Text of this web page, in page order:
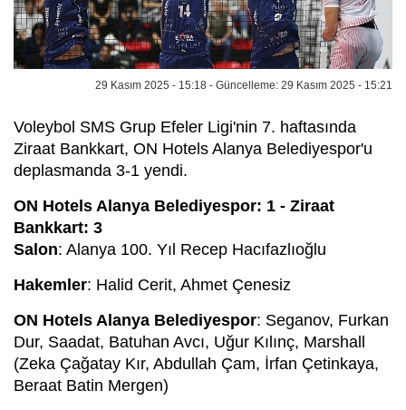
29 Kasım 2025 - 15:18 - Güncelleme: 29 Kasım 2025 - 15:21
Voleybol SMS Grup Efeler Ligi'nin 7. haftasında
Ziraat Bankkart, ON Hotels Alanya Belediyespor'u
deplasmanda 3-1 yendi.
ON Hotels Alanya Belediyespor: 1 - Ziraat
Bankkart: 3
Salon: Alanya 100. Yıl Recep Hacıfazlıoğlu
Hakemler: Halid Cerit, Ahmet Çenesiz
ON Hotels Alanya Belediyespor: Seganov, Furkan
Dur, Saadat, Batuhan Avcı, Uğur Kılınç, Marshall
(Zeka Çağatay Kır, Abdullah Çam, İrfan Çetinkaya,
Beraat Batin Mergen)